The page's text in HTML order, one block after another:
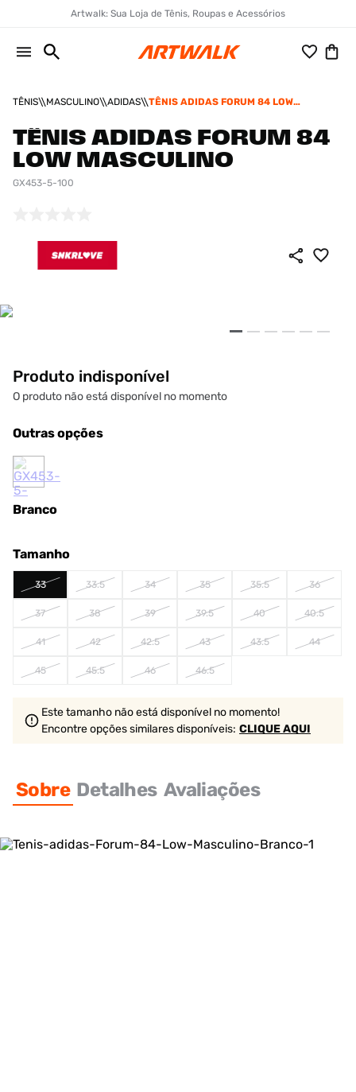
Artwalk: Sua Loja de Tênis, Roupas e Acessórios
TÊNIS MASCULINO ADIDAS
TÊNIS ADIDAS FORUM 84 LOW
TÊNIS ADIDAS FORUM 84
LOW MASCULINO
GX453-5-100
Produto indisponível
O produto não está disponível no momento
Outras opções
Branco
Tamanho
33 33.5 34 35 35.5 36
37 38 39 39.5 40 40.5
41 42 42.5 43 43.5 44
45 45.5 46 46.5
Este tamanho não está disponível no momento!
Encontre opções similaresdisponíveis: CLIQUE AQUI
Sobre Detalhes Avaliações